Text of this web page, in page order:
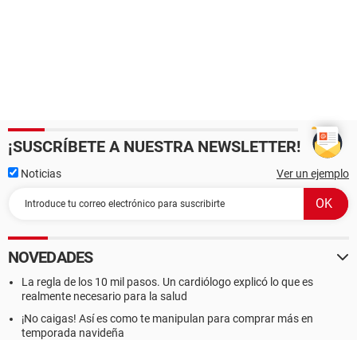
¡SUSCRÍBETE A NUESTRA NEWSLETTER!
Noticias Ver un ejemplo
NOVEDADES
La regla de los 10 mil pasos. Un cardiólogo explicó lo que es
realmente necesario para la salud
¡No caigas! Así es como te manipulan para comprar más en
temporada navideña